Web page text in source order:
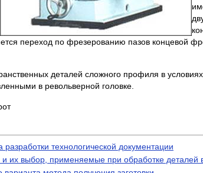
переход по фрезерованию пазов концевой
деталей сложного профиля в
в револьверной головке.
технологической документации
их выбор, применяемые при обработке деталей